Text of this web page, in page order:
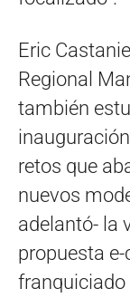
Eric
Regional
también
retos que
nuevos
adelantó- la
propuesta e-
franquiciado